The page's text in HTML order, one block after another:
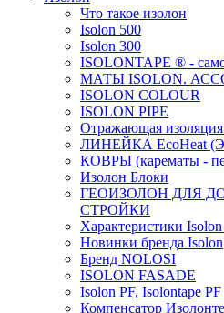
Что такое изолон
Isolon 500
Isolon 300
ISOLONTAPE ® -
МАТЫ ISOLON.
ISOLON COLOUR
ISOLON PIPE
Отражающая
ЛИНЕЙКА EcoHeat
КОВРЫ (карематы -
Изолон Блоки
ГЕОИЗОЛОН ДЛЯ
СТРОЙКИ
Характеристики
Новинки бренда Isolon
Бренд NOLOSI
ISOLON FASADE
Isolon PF, Isolontape
Компенсатор